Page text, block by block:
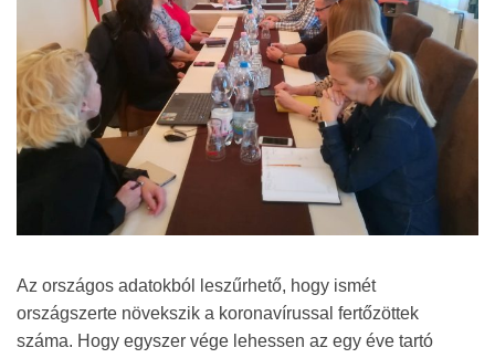
Az országos adatokból leszűrhető, hogy ismét
országszerte növekszik a koronavírussal fertőzöttek
száma. Hogy egyszer vége lehessen az egy éve tartó